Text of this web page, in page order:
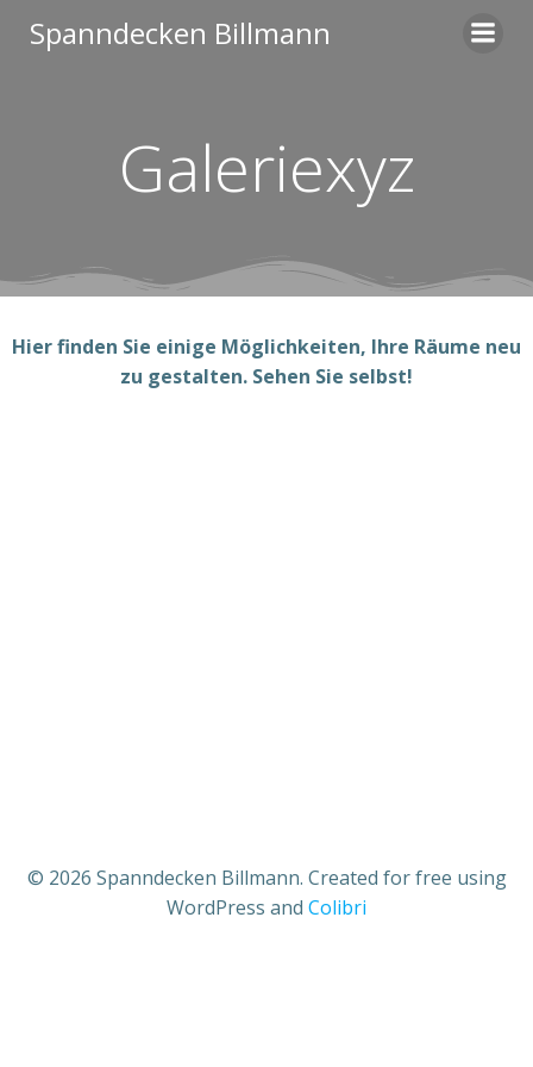
Inhalt
Spanndecken Billmann
Galeriexyz
Hier finden Sie einige Möglichkeiten, Ihre Räume neu
zu gestalten. Sehen Sie selbst!
© 2026 Spanndecken Billmann. Created for free using
WordPress and Colibri